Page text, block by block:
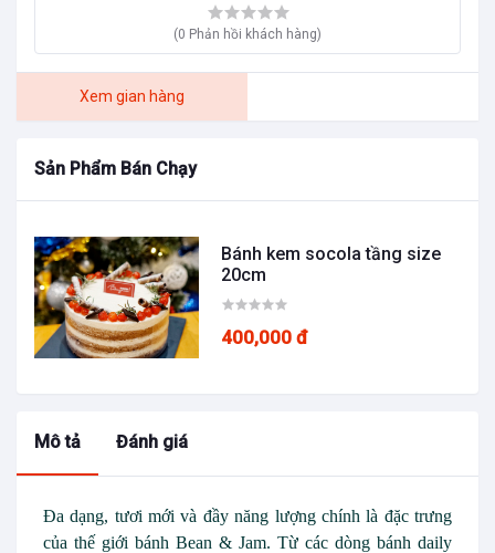
(0 Phản hồi khách hàng)
Xem gian hàng
Sản Phẩm Bán Chạy
Bánh kem socola tầng size
20cm
400,000 đ
Mô tả Đánh giá
Đa dạng, tươi mới và đầy năng lượng chính là đặc trưng
của thế giới bánh Bean & Jam. Từ các dòng bánh daily